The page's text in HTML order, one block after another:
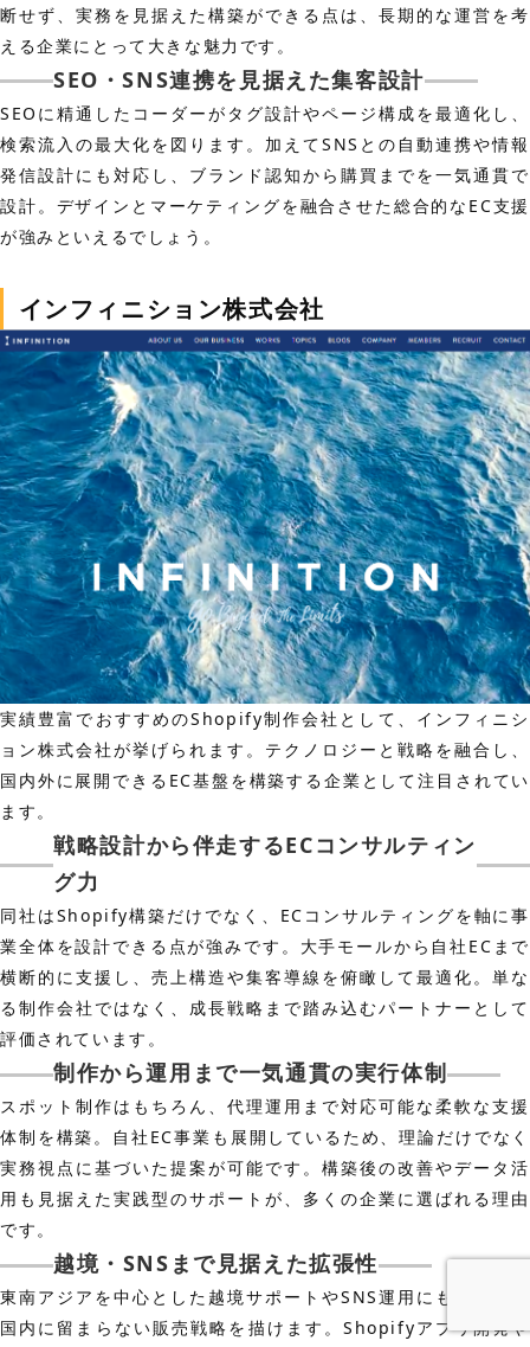
断せず、実務を見据えた構築ができる点は、長期的な運営を考
える企業にとって大きな魅力です。
SEO・SNS連携を見据えた集客設計
SEOに精通したコーダーがタグ設計やページ構成を最適化し、
検索流入の最大化を図ります。加えてSNSとの自動連携や情報
発信設計にも対応し、ブランド認知から購買までを一気通貫で
設計。デザインとマーケティングを融合させた総合的なEC支援
が強みといえるでしょう。
インフィニション株式会社
実績豊富でおすすめのShopify制作会社として、インフィニシ
ョン株式会社が挙げられます。テクノロジーと戦略を融合し、
国内外に展開できるEC基盤を構築する企業として注目されてい
ます。
戦略設計から伴走するECコンサルティン
グ力
同社はShopify構築だけでなく、ECコンサルティングを軸に事
業全体を設計できる点が強みです。大手モールから自社ECまで
横断的に支援し、売上構造や集客導線を俯瞰して最適化。単な
る制作会社ではなく、成長戦略まで踏み込むパートナーとして
評価されています。
制作から運用まで一気通貫の実行体制
スポット制作はもちろん、代理運用まで対応可能な柔軟な支援
体制を構築。自社EC事業も展開しているため、理論だけでなく
実務視点に基づいた提案が可能です。構築後の改善やデータ活
用も見据えた実践型のサポートが、多くの企業に選ばれる理由
です。
越境・SNSまで見据えた拡張性
東南アジアを中心とした越境サポートやSNS運用にも対応し、
国内に留まらない販売戦略を描けます。Shopifyアプリ開発や